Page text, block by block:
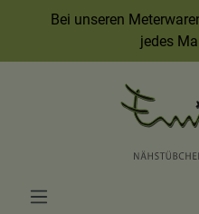
Bei unseren
jedes